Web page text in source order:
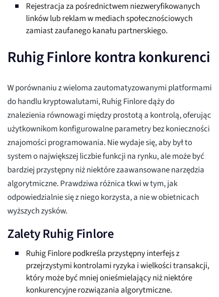
Rejestracja za pośrednictwem niezweryfikowanych
linków lub reklam w mediach społecznościowych
zamiast zaufanego kanału partnerskiego.
Ruhig Finlore kontra konkurenci
W porównaniu z wieloma zautomatyzowanymi platformami
do handlu kryptowalutami, Ruhig Finlore dąży do
znalezienia równowagi między prostotą a kontrolą, oferując
użytkownikom konfigurowalne parametry bez konieczności
znajomości programowania. Nie wydaje się, aby był to
system o największej liczbie funkcji na rynku, ale może być
bardziej przystępny niż niektóre zaawansowane narzędzia
algorytmiczne. Prawdziwa różnica tkwi w tym, jak
odpowiedzialnie się z niego korzysta, a nie w obietnicach
wyższych zysków.
Zalety Ruhig Finlore
Ruhig Finlore podkreśla przystępny interfejs z
przejrzystymi kontrolami ryzyka i wielkości transakcji,
który może być mniej onieśmielający niż niektóre
konkurencyjne rozwiązania algorytmiczne.